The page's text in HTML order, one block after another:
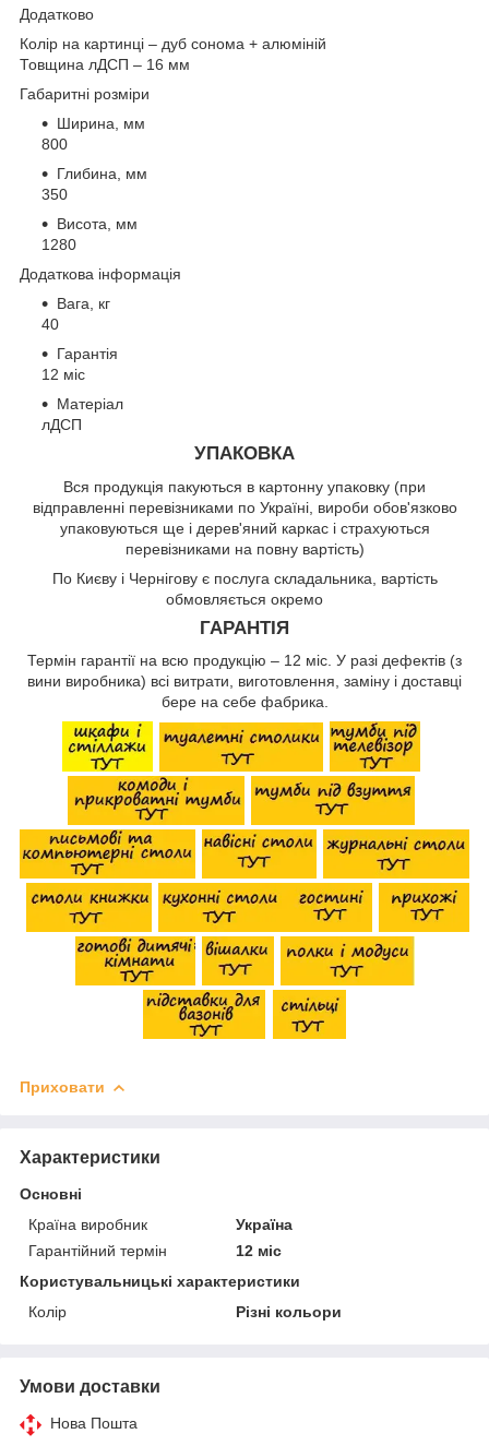
Додатково
Колір на картинці – дуб сонома + алюміній
Товщина лДСП – 16 мм
Габаритні розміри
Ширина, мм
800
Глибина, мм
350
Висота, мм
1280
Додаткова інформація
Вага, кг
40
Гарантія
12 міс
Матеріал
лДСП
УПАКОВКА
Вся продукція пакуються в картонну упаковку (при
відправленні перевізниками по Україні, вироби обов'язково
упаковуються ще і дерев'яний каркас і страхуються
перевізниками на повну вартість)
По Києву і Чернігову є послуга складальника, вартість
обмовляється окремо
ГАРАНТІЯ
Термін гарантії на всю продукцію – 12 міс. У разі дефектів (з
вини виробника) всі витрати, виготовлення, заміну і доставці
бере на себе фабрика.
Приховати
Характеристики
Основні
Країна виробник
Україна
Гарантійний термін
12 міс
Користувальницькі характеристики
Колір
Різні кольори
Умови доставки
Нова Пошта